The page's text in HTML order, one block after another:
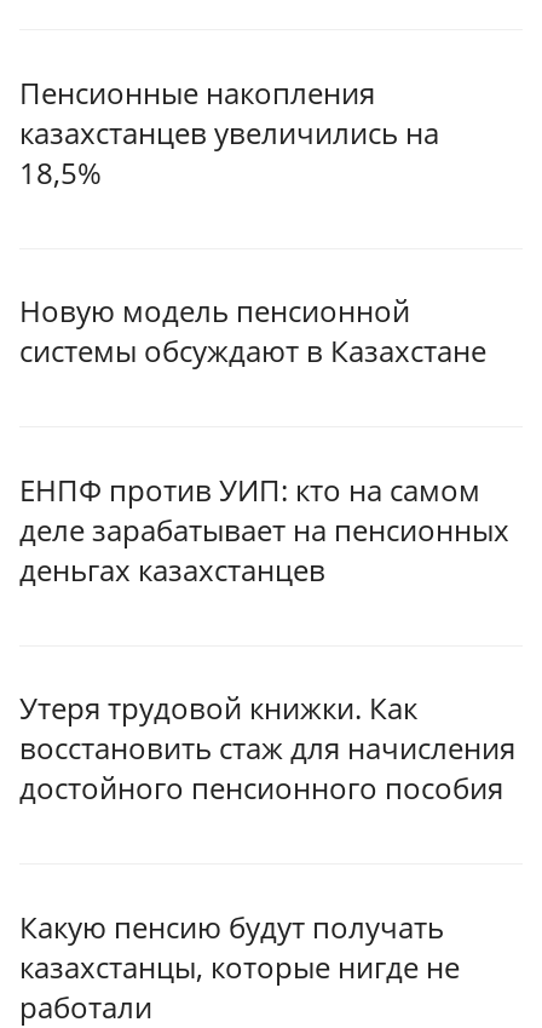
Пенсионные накопления
казахстанцев увеличились на
18,5%
Новую модель пенсионной
системы обсуждают в Казахстане
ЕНПФ против УИП: кто на самом
деле зарабатывает на пенсионных
деньгах казахстанцев
Утеря трудовой книжки. Как
восстановить стаж для начисления
достойного пенсионного пособия
Какую пенсию будут получать
казахстанцы, которые нигде не
работали